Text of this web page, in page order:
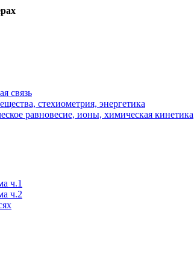
связь
стехиометрия, энергетика
равновесие, ионы, химическая кинетика
ч.1
ч.2